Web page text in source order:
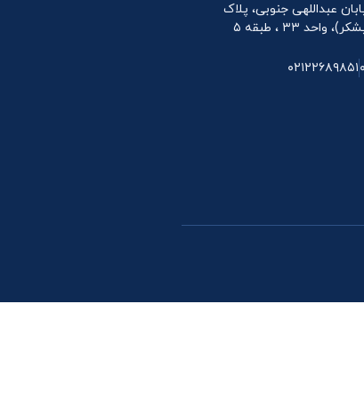
عبداللهی جنوبی، پلاک
۰۲۱۲۲۶۸۹۸۵۱